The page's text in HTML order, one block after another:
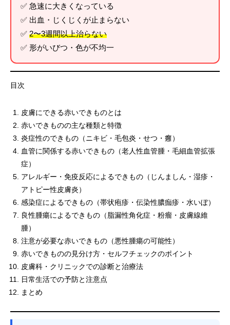
✅ 急速に大きくなっている
✅ 出血・じくじくが止まらない
✅ 2〜3週間以上治らない
✅ 形がいびつ・色が不均一
目次
皮膚にできる赤いできものとは
赤いできものの主な種類と特徴
炎症性のできもの（ニキビ・毛包炎・せつ・癰）
血管に関係する赤いできもの（老人性血管腫・毛細血管拡張
症）
アレルギー・免疫反応によるできもの（じんましん・湿疹・
アトピー性皮膚炎）
感染症によるできもの（帯状疱疹・伝染性膿痂疹・水いぼ）
良性腫瘍によるできもの（脂漏性角化症・粉瘤・皮膚線維
腫）
注意が必要な赤いできもの（悪性腫瘍の可能性）
赤いできものの見分け方・セルフチェックのポイント
皮膚科・クリニックでの診断と治療法
日常生活での予防と注意点
まとめ